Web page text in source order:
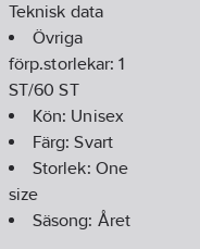
Teknisk data
Övriga
förp.storlekar:1
ST/60 ST
Kön: Unisex
Färg:Svart
Storlek: One
size
Säsong: Året